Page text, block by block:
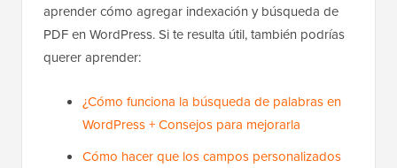
aprender cómo agregar indexación y búsqueda de
PDF en WordPress. Si te resulta útil, también podrías
querer aprender:
¿Cómo funciona la búsqueda de palabras en
WordPress + Consejos para mejorarla
Cómo hacer que los campos personalizados